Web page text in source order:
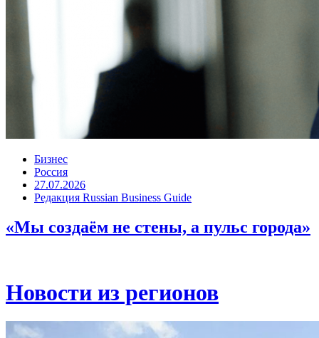
Бизнес
Россия
27.07.2026
Редакция Russian Business Guide
«Мы создаём не стены, а пульс города»
Новости из регионов